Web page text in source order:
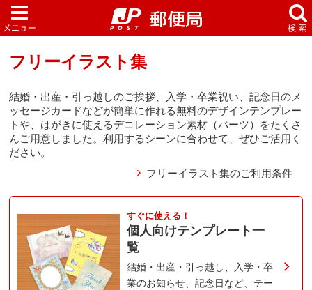
フリーイラスト集
結婚・出産・引っ越しのご挨拶、入学・卒業祝い、記念日のメ
ッセージカードなどが簡単に作れる無料のデザインテンプレー
トや、はがきに使えるデコレーション素材（パーツ）をたくさ
んご用意しました。利用するシーンに合わせて、ぜひご活用く
ださい。
フリーイラスト集のご利用条件
すぐに使える！
個人向けテンプレート一
覧
結婚・出産・引っ越し、入学・卒
業のお知らせ、記念日など、テー